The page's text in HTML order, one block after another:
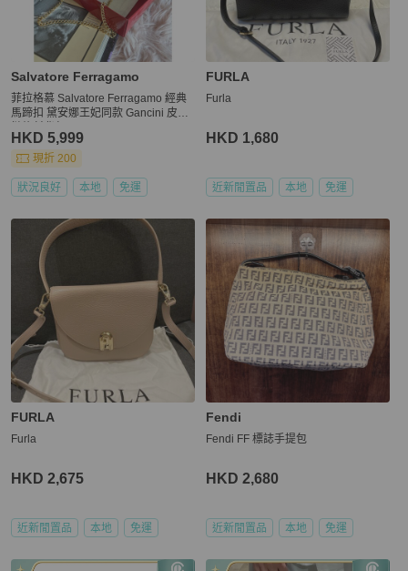
Salvatore Ferragamo
菲拉格慕 Salvatore Ferragamo 經典
馬蹄扣 黛安娜王妃同款 Gancini 皮革
HKD 5,999
現折 200
狀況良好 本地 免運
FURLA
Furla
HKD 1,680
近新閒置品 本地 免運
FURLA
Furla
HKD 2,675
近新閒置品 本地 免運
Fendi
Fendi FF 標誌手提包
HKD 2,680
近新閒置品 本地 免運